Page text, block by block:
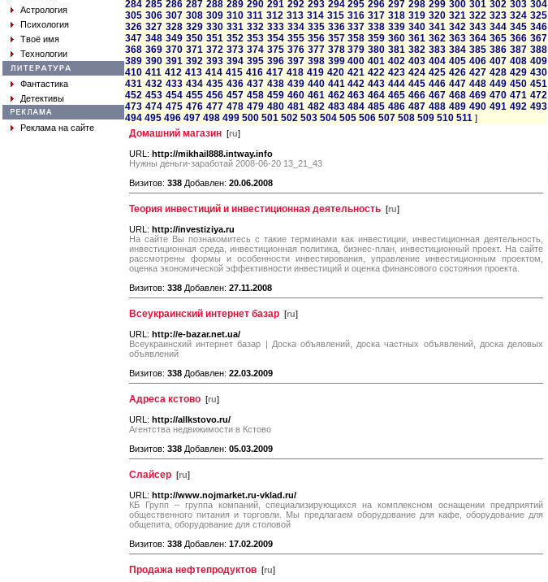
Астрология
Психология
Твоё имя
Технологии
Фантастика
Детективы
Реклама на сайте
284 285 286 287 288 289 290 291 292 293 294 295 296 297 298 299 300 301 302 303 304
305 306 307 308 309 310 311 312 313 314 315 316 317 318 319 320 321 322 323 324 325
326 327 328 329 330 331 332 333 334 335 336 337 338 339 340 341 342 343 344 345 346
347 348 349 350 351 352 353 354 355 356 357 358 359 360 361 362 363 364 365 366 367
368 369 370 371 372 373 374 375 376 377 378 379 380 381 382 383 384 385 386 387 388
389 390 391 392 393 394 395 396 397 398 399 400 401 402 403 404 405 406 407 408 409
410 411 412 413 414 415 416 417 418 419 420 421 422 423 424 425 426 427 428 429 430
431 432 433 434 435 436 437 438 439 440 441 442 443 444 445 446 447 448 449 450 451
452 453 454 455 456 457 458 459 460 461 462 463 464 465 466 467 468 469 470 471 472
473 474 475 476 477 478 479 480 481 482 483 484 485 486 487 488 489 490 491 492 493
494 495 496 497 498 499 500 501 502 503 504 505 506 507 508 509 510 511 ]
Домашний магазин [ru]
URL: http://mikhail888.intway.info
Нужны деньги-заработай 2008-06-20 13_21_43
Визитов: 338 Добавлен: 20.06.2008
Теория инвестиций и инвестиционная деятельность [ru]
URL: http://investiziya.ru
На сайте Вы познакомитесь с такие терминами как инвестиции, инвестиционная деятельность,
инвестиционная среда, инвестиционная политика, бизнес-план, инвестиционный проект. На сайте
рассмотрены формы и особенности инвестирования, управление инвестиционным проектом,
оценка экономической эффективности инвестиций и оценка финансового состояния проекта.
Визитов: 338 Добавлен: 27.11.2008
Всеукраинский интернет базар [ru]
URL: http://e-bazar.net.ua/
Всеукраинский интернет базар | Доска объявлений, доска частных объявлений, доска деловых
объявлений
Визитов: 338 Добавлен: 22.03.2009
Адреса кстово [ru]
URL: http://allkstovo.ru/
Агентства недвижимости в Кстово
Визитов: 338 Добавлен: 05.03.2009
Слайсер [ru]
URL: http://www.nojmarket.ru-vklad.ru/
КБ Групп – группа компаний, специализирующихся на комплексном оснащении предприятий
общественного питания и торговли. Мы предлагаем оборудование для кафе, оборудование для
общепита, оборудование для столовой
Визитов: 338 Добавлен: 17.02.2009
Продажа нефтепродуктов [ru]